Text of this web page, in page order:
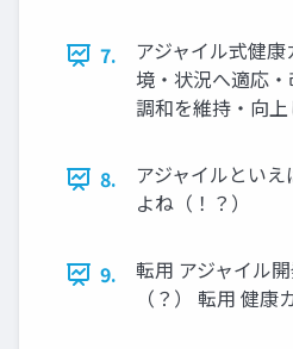
7.
アジャイル式健
境・状況へ適応
調和を維持・向
8.
アジャイルとい
よね（！？）
9.
転用 アジャイル
（？） 転用 健康